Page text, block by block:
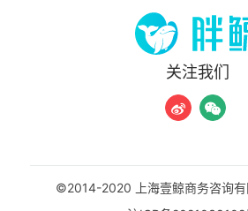
关注我们
©2014-2020 上海壹鲸商务咨询有